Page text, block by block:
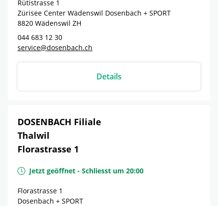
Rütistrasse 1
Zürisee Center Wädenswil Dosenbach + SPORT
8820 Wädenswil ZH
044 683 12 30
service@dosenbach.ch
Details
DOSENBACH Filiale
Thalwil
Florastrasse 1
Jetzt geöffnet - Schliesst um 20:00
Florastrasse 1
Dosenbach + SPORT